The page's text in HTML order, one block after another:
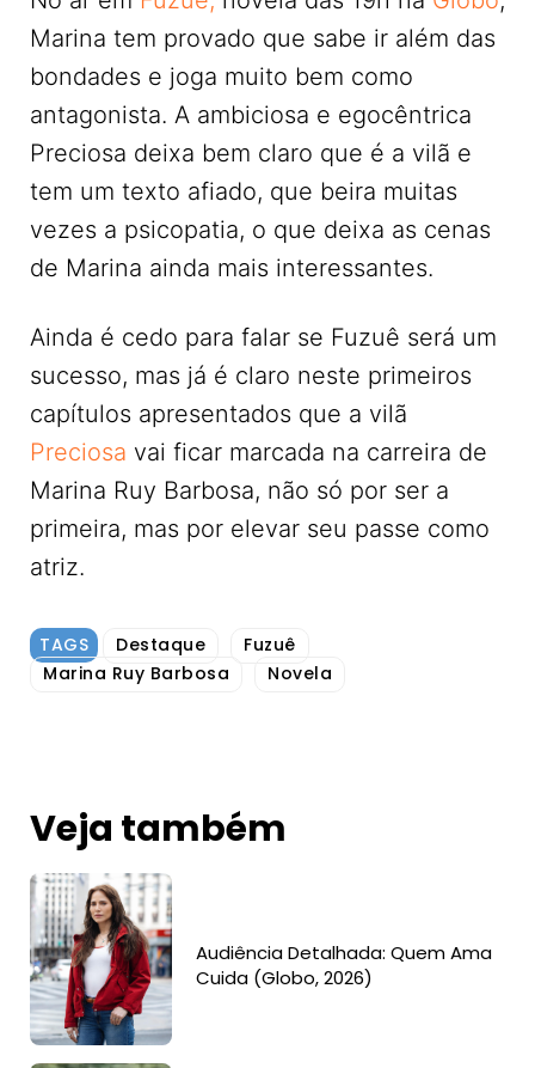
Marina tem provado que sabe ir além das
bondades e joga muito bem como
antagonista. A ambiciosa e egocêntrica
Preciosa deixa bem claro que é a vilã e
tem um texto afiado, que beira muitas
vezes a psicopatia, o que deixa as cenas
de Marina ainda mais interessantes.
Ainda é cedo para falar se Fuzuê será um
sucesso, mas já é claro neste primeiros
capítulos apresentados que a vilã
Preciosa vai ficar marcada na carreira de
Marina Ruy Barbosa, não só por ser a
primeira, mas por elevar seu passe como
atriz.
TAGS Destaque
Fuzuê
Marina Ruy Barbosa
Novela
Veja também
Audiência Detalhada: Quem Ama
Cuida (Globo, 2026)